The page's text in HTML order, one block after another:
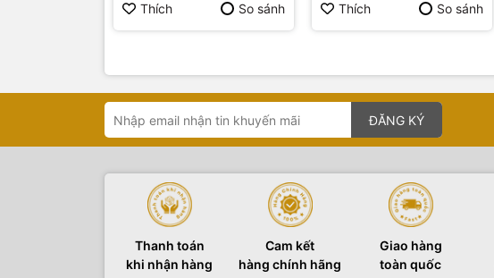
Thích So sánh Thích So sánh
ĐĂNG KÝ
Thanh toán
khi nhận hàng
Cam kết
hàng chính hãng
Giao hàng
toàn quốc